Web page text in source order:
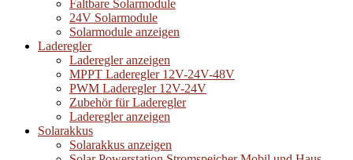
Faltbare Solarmodule
24V Solarmodule
Solarmodule anzeigen
Laderegler
Laderegler anzeigen
MPPT Laderegler 12V-24V-48V
PWM Laderegler 12V-24V
Zubehör für Laderegler
Laderegler anzeigen
Solarakkus
Solarakkus anzeigen